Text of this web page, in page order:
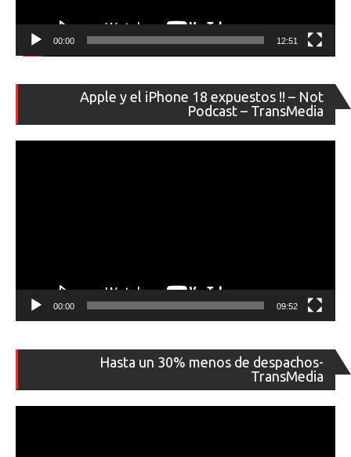
00:00 12:51
Apple y el iPhone 18 expuestos !! – Not
Podcast – TransMedia
de
00:00 09:52
Hasta un 30% menos de despachos-
TransMedia
de